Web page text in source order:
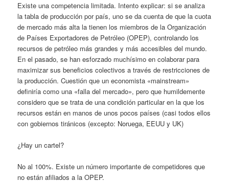
Existe una competencia limitada. Intento explicar: si se analiza
la tabla de producción por país, uno se da cuenta de que la cuota
de mercado más alta la tienen los miembros de la Organización
de Países Exportadores de Petróleo (OPEP), controlando los
recursos de petróleo más grandes y más accesibles del mundo.
En el pasado, se han esforzado muchísimo en colaborar para
maximizar sus beneficios colectivos a través de restricciones de
la producción. Cuestión que un economista «mainstream»
definiría como una «falla del mercado», pero que humildemente
considero que se trata de una condición particular en la que los
recursos están en manos de unos pocos países (casi todos ellos
con gobiernos tiránicos (excepto: Noruega, EEUU y UK)
¿Hay un cartel?
No al 100%. Existe un número importante de competidores que
no están afiliados a la OPEP.